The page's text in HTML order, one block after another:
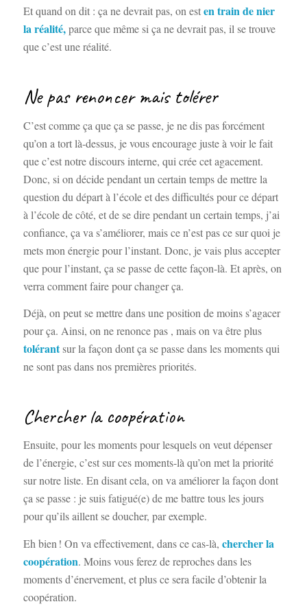
Et quand on dit : ça ne devrait pas, on esten train de nier
la réalité,parce que même si ça ne devrait pas, il se trouve
que c’est une réalité.
Ne pas renoncer mais tolérer
C’est comme ça que ça se passe, je ne dis pas forcément
qu’on a tort là-dessus, je vous encourage juste à voir le fait
que c’est notre discours interne, qui crée cet agacement.
Donc, si on décide pendant un certain temps de mettre la
question du départ à l’école et des difficultés pour ce départ
à l’école de côté, et de se dire pendant un certain temps, j’ai
confiance, ça va s’améliorer, mais ce n’est pas ce sur quoi je
mets mon énergie pour l’instant. Donc, je vais plus accepter
que pour l’instant, ça se passe de cette façon-là. Et après, on
verra comment faire pour changer ça.
Déjà, on peut se mettre dans une position de moins s’agacer
pour ça. Ainsi, on ne renonce pas , mais on va être plus
tolérantsur la façon dont ça se passe dans les moments qui
ne sont pas dans nos premières priorités.
Chercher la coopération
Ensuite, pour les moments pour lesquels on veut dépenser
de l’énergie, c’est sur ces moments-là qu’on met la priorité
sur notre liste. En disant cela, on va améliorer la façon dont
ça se passe : je suis fatigué(e) de me battre tous les jours
pour qu’ils aillent se doucher, par exemple.
Eh bien ! On va effectivement, dans ce cas-là, chercher la
coopération. Moins vous ferez de reproches dans les
moments d’énervement, et plus ce sera facile d’obtenir la
coopération.